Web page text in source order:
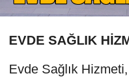
EVDE SAĞLIK
Evde Sağlık